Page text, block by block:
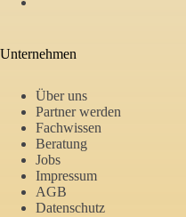
Unternehmen
Über uns
Partner werden
Fachwissen
Beratung
Jobs
Impressum
AGB
Datenschutz